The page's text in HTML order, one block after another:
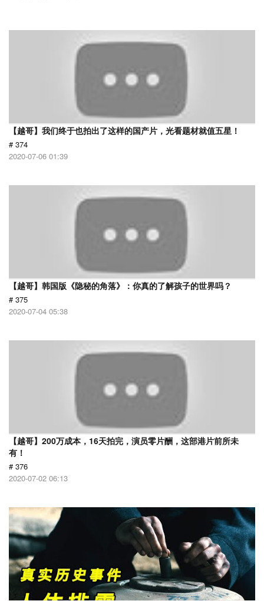
【越哥】我们终于也拍出了这样的国产片，光看题材就值五星！
# 374
2020-07-06 01:39
【越哥】韩国版《隐秘的角落》：你真的了解孩子的世界吗？
# 375
2020-07-04 05:38
【越哥】200万成本，16天拍完，演员零片酬，这部港片前所未
有！
# 376
2020-07-02 06:13